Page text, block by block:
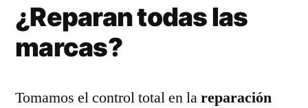
¿Reparan todas las
marcas?
Tomamos el control total en lareparación